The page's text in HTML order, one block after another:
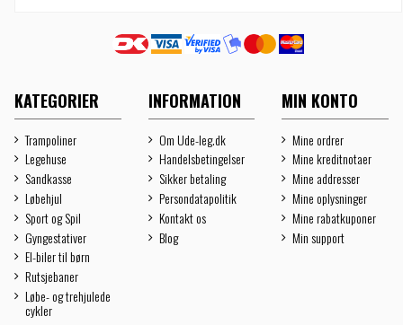
KATEGORIER
Trampoliner
Legehuse
Sandkasse
Løbehjul
Sport og Spil
Gyngestativer
El-biler til børn
Rutsjebaner
Løbe- og trehjulede
cykler
INFORMATION
Om Ude-leg.dk
Handelsbetingelser
Sikker betaling
Persondatapolitik
Kontakt os
Blog
MIN KONTO
Mine ordrer
Mine kreditnotaer
Mine addresser
Mine oplysninger
Mine rabatkuponer
Min support